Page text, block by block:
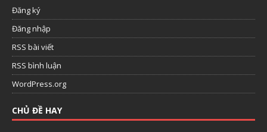
Đăng ký
Đăng nhập
RSS bài viết
RSS bình luận
WordPress.org
CHỦ ĐỀ HAY